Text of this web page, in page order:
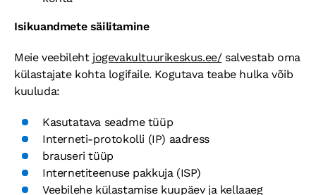
Isikuandmete säilitamine
Meie veebileht jogevakultuurikeskus.ee/salvestab oma
külastajate kohta logifaile. Kogutava teabe hulka võib
kuuluda:
Kasutatava seadme tüüp
Interneti-protokolli (IP) aadress
brauseri tüüp
Internetiteenuse pakkuja (ISP)
Veebilehe külastamise kuupäev ja kellaaeg